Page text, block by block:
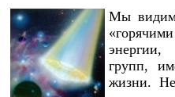
Мы видим
групп,
жизни.